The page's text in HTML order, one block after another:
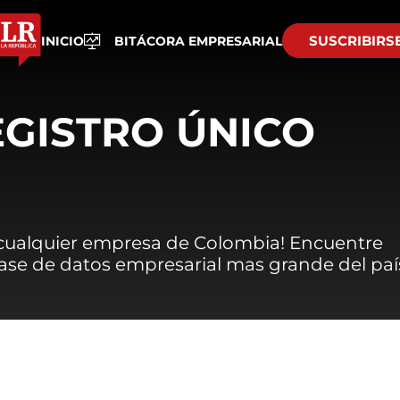
INICIO BITÁCORA EMPRESARIAL
ÚNICO
empresa de Colombia! Encuentre
de datos empresarial mas grande del